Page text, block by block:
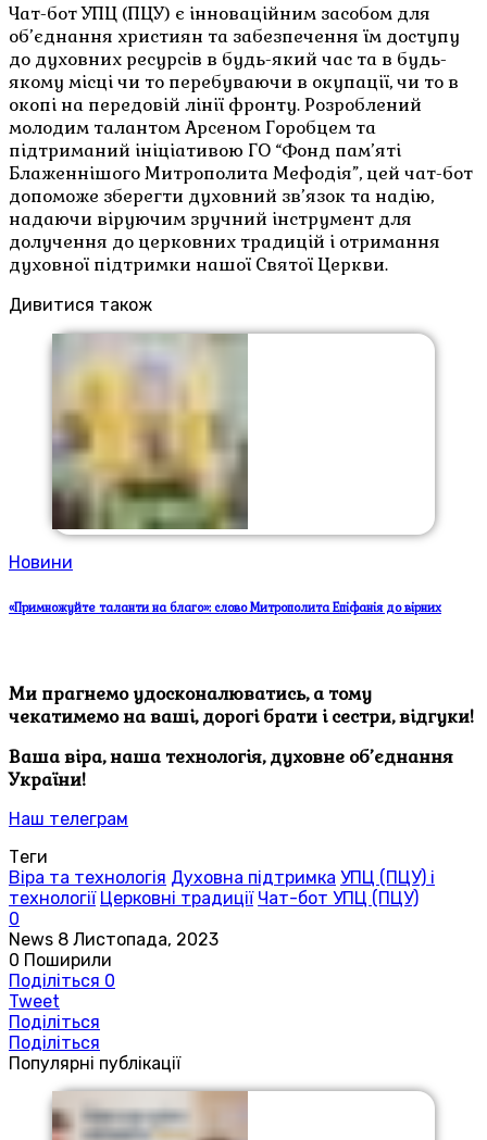
Чат-бот УПЦ (ПЦУ) є інноваційним засобом для
об’єднання християн та забезпечення їм доступу
до духовних ресурсів в будь-який час та в будь-
якому місці чи то перебуваючи в окупації, чи то в
окопі на передовій лінії фронту. Розроблений
молодим талантом Арсеном Горобцем та
підтриманий ініціативою ГО “Фонд пам’яті
Блаженнішого Митрополита Мефодія”, цей чат-бот
допоможе зберегти духовний зв’язок та надію,
надаючи віруючим зручний інструмент для
долучення до церковних традицій і отримання
духовної підтримки нашої Святої Церкви.
Дивитися також
Новини
«Примножуйте таланти на благо»: слово Митрополита Епіфанія до вірних
Ми прагнемо удосконалюватись, а тому
чекатимемо на ваші, дорогі брати і сестри, відгуки!
Ваша віра, наша технологія, духовне об’єднання
України!
Наш телеграм
Теги
Віра та технологія Духовна підтримка УПЦ (ПЦУ) і
технології Церковні традиції Чат-бот УПЦ (ПЦУ)
0
News 8 Листопада, 2023
0 Поширили
Поділіться 0
Tweet
Поділіться
Поділіться
Популярні публікації